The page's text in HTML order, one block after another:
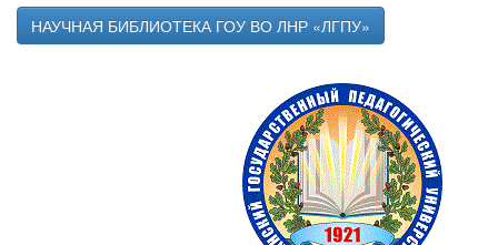
НАУЧНАЯ БИБЛИОТЕКА ГОУ ВО ЛНР «ЛГПУ»